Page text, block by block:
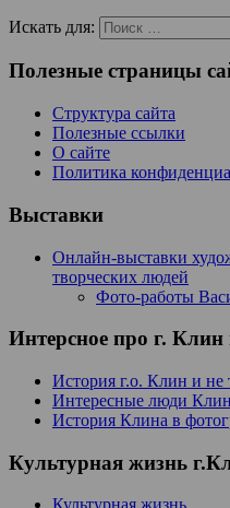
Искать для:
Полезные страницы
Структура сайта
Полезные ссылки
О сайте
Политика
Выставки
Онлайн-выставки
творческих людей
Фото-работы
Интерсное про г. Клин
История г.о. Клин и не
Интересные люди
История Клина в
Культурная жизнь